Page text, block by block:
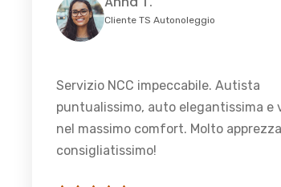
Cliente TS Autonoleggio
Servizio NCC impeccabile. Autista
puntualissimo, auto elegantissima e
nel massimo comfort. Molto
consigliatissimo!